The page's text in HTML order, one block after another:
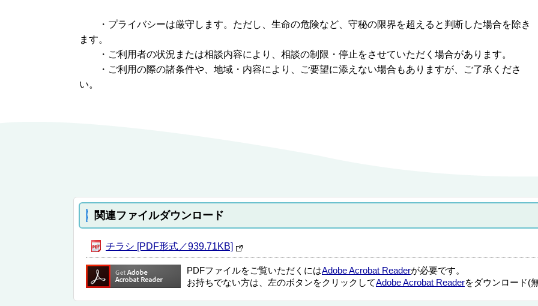
・プライバシーは厳守します。ただし、生命の危険など、守秘の限界を超えると判断した場合を除き
ます。
・ご利用者の状況または相談内容により、相談の制限・停止をさせていただく場合があります。
・ご利用の際の諸条件や、地域・内容により、ご要望に添えない場合もありますが、ご了承くださ
い。
関連ファイルダウンロード
チラシ [PDF形式／939.71KB]
PDFファイルをご覧いただくにはAdobe Acrobat Readerが必要です。
お持ちでない方は、左のボタンをクリックしてAdobe Acrobat Readerをダウンロード(